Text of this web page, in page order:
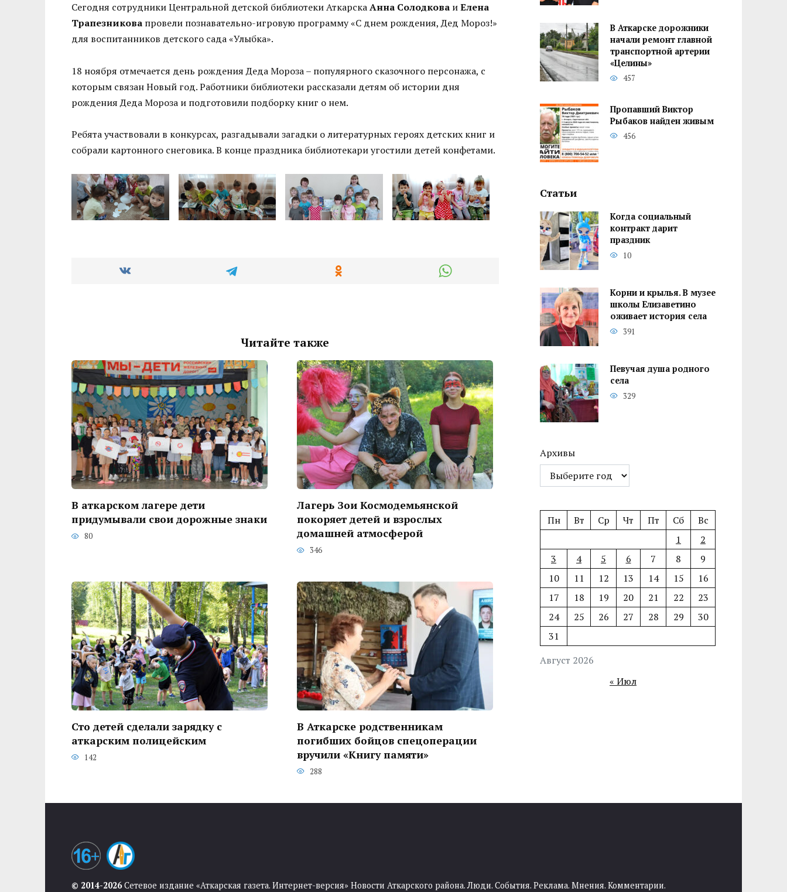
Сегодня сотрудники Центральной детской библиотеки АткарскаАнна Солодкова иЕлена
Трапезникова провели познавательно-игровую программу «С днем рождения, Дед Мороз!»
для воспитанников детского сада «Улыбка».
18 ноября отмечается день рождения Деда Мороза – популярного сказочного персонажа, с
которым связан Новый год. Работники библиотеки рассказали детям об истории дня
рождения Деда Мороза и подготовили подборку книг о нем.
Ребята участвовали в конкурсах, разгадывали загадки о литературных героях детских книг и
собрали картонного снеговика. В конце праздника библиотекари угостили детей конфетами.
Читайте также
В аткарском лагере дети
придумывали свои дорожные знаки
80
Лагерь Зои Космодемьянской
покоряет детей и взрослых
домашней атмосферой
346
Сто детей сделали зарядку с
аткарским полицейским
142
В Аткарске родственникам
погибших бойцов спецоперации
вручили «Книгу памяти»
288
В Аткарске дорожники
начали ремонт главной
транспортной артерии
«Целины»
457
Пропавший Виктор
Рыбаков найден живым
456
Статьи
Когда социальный
контракт дарит
праздник
10
Корни и крылья. В музее
школы Елизаветино
оживает история села
391
Певучая душа родного
села
329
Архивы
Август 2026
Пн Вт Ср Чт Пт Сб
Вс
1
2
3
4 5 6 7 8
9
10
11 12 13 14 15
16
17
18 19 20 21 22
23
24
25 26 27 28 29
30
31
« Июл
© 2014-2026Сетевое издание «Аткарская газета. Интернет-версия» Новости Аткарского района. Люди. События. Реклама. Мнения. Комментарии.